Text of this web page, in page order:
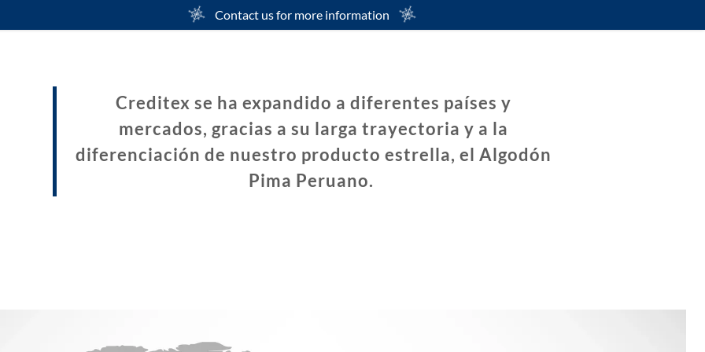
Contact us for more information
Creditex se ha expandido a diferentes países y
mercados, gracias a su larga trayectoria y a la
diferenciación de nuestro producto estrella, el Algodón
Pima Peruano.